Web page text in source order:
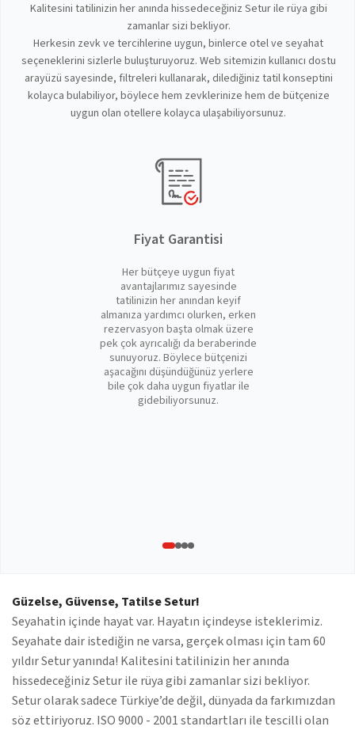
Kalitesini tatilinizin her anında hissedeceğiniz Setur ile rüya gibi
zamanlar sizi bekliyor.
Herkesin zevk ve tercihlerine uygun, binlerce otel ve seyahat
seçeneklerini sizlerle buluşturuyoruz. Web sitemizin kullanıcı dostu
arayüzü sayesinde, filtreleri kullanarak, dilediğiniz tatil konseptini
kolayca bulabiliyor, böylece hem zevklerinize hem de bütçenize
uygun olan otellere kolayca ulaşabiliyorsunuz.
Fiyat Garantisi
Her bütçeye uygun fiyat
avantajlarımız sayesinde
tatilinizin her anından keyif
almanıza yardımcı olurken, erken
rezervasyon başta olmak üzere
pek çok ayrıcalığı da beraberinde
sunuyoruz. Böylece bütçenizi
aşacağını düşündüğünüz yerlere
bile çok daha uygun fiyatlar ile
gidebiliyorsunuz.
Güzelse, Güvense, Tatilse Setur!
Seyahatin içinde hayat var. Hayatın içindeyse isteklerimiz.
Seyahate dair istediğin ne varsa, gerçek olması için tam 60
yıldır Setur yanında! Kalitesini tatilinizin her anında
hissedeceğiniz Setur ile rüya gibi zamanlar sizi bekliyor.
Setur olarak sadece Türkiye’de değil, dünyada da farkımızdan
söz ettiriyoruz. ISO 9000 - 2001 standartları ile tescilli olan